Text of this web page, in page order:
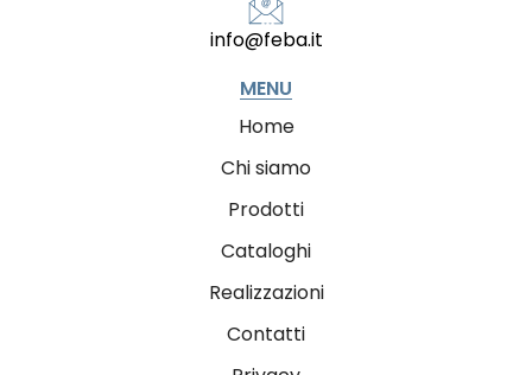
info@feba.it
MENU
Home
Chi siamo
Prodotti
Cataloghi
Realizzazioni
Contatti